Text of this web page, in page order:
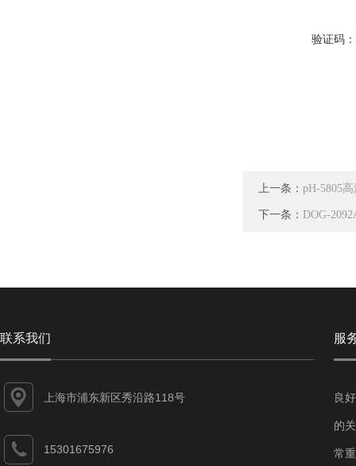
验证码：
上一条： pH-5805
下一条： DOG-
联系我们
上海市浦东新区秀沿路118号
15301675976
服
良
的
常